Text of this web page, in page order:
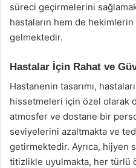
süreci geçirmelerini
hastaların hem de
gelmektedir.
Hastalar İçin Rahat ve
Hastanenin tasarımı,
hissetmeleri için özel olarak
atmosfer ve dostane bir
seviyelerini azaltmakta ve
getirmektedir. Ayrıca, hijyen
titizlikle uyulmakta, her türlü